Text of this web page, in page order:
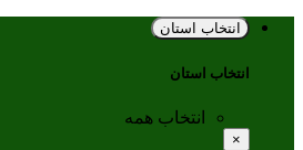
انتخاب استان
انتخاب استان
انتخاب همه
×